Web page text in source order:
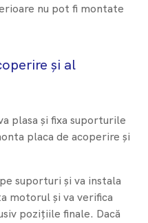
nu pot fi montate
și al
plasa și fixa suporturile
placa de acoperire și
suporturi și va instala
motorul și va verifica
pozițiile finale. Dacă